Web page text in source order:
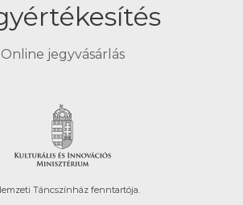
Online jegyvásárlás
Táncszínház fenntartója.